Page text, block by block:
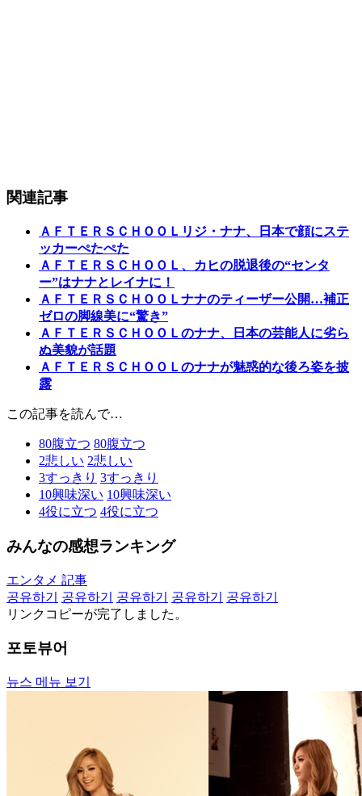
関連記事
ＡＦＴＥＲＳＣＨＯＯＬリジ・ナナ、日本で顔にステ
ッカーぺたぺた
ＡＦＴＥＲＳＣＨＯＯＬ、カヒの脱退後の“センタ
ー”はナナとレイナに！
ＡＦＴＥＲＳＣＨＯＯＬナナのティーザー公開…補正
ゼロの脚線美に“驚き”
ＡＦＴＥＲＳＣＨＯＯＬのナナ、日本の芸能人に劣ら
ぬ美貌が話題
ＡＦＴＥＲＳＣＨＯＯＬのナナが魅惑的な後ろ姿を披
露
この記事を読んで…
80腹立つ 80腹立つ
2悲しい 2悲しい
3すっきり 3すっきり
10興味深い 10興味深い
4役に立つ 4役に立つ
みんなの感想ランキング
エンタメ 記事
공유하기
공유하기 공유하기 공유하기
공유하기
リンクコピーが完了しました。
포토뷰어
뉴스 메뉴 보기